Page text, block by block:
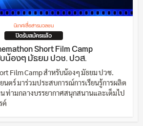
นิเทศ/สื่อสารมวลชน
ปิดรับสมัครแล้ว
Short Film Camp
น้องๆ มัธยม ปวช. ปวส.
Film Camp สำหรับน้องๆ มัธยม ปวช.
ตร์ มาร่วมประสบการณ์การเรียนรู้การผลิต
ท่ามกลางบรรยากาศสนุกสนานและเต็มไป
ค์